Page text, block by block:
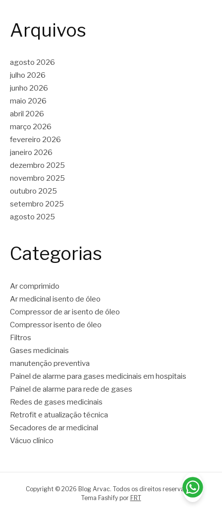
Arquivos
agosto 2026
julho 2026
junho 2026
maio 2026
abril 2026
março 2026
fevereiro 2026
janeiro 2026
dezembro 2025
novembro 2025
outubro 2025
setembro 2025
agosto 2025
Categorias
Ar comprimido
Ar medicinal isento de óleo
Compressor de ar isento de óleo
Compressor isento de óleo
Filtros
Gases medicinais
manutenção preventiva
Painel de alarme para gases medicinais em hospitais
Painel de alarme para rede de gases
Redes de gases medicinais
Retrofit e atualização técnica
Secadores de ar medicinal
Vácuo clínico
Copyright © 2026 Blog Arvac. Todos os direitos reservados.
Tema Fashify por FRT